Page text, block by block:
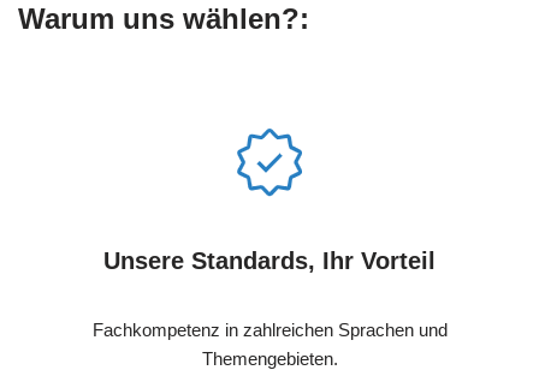
Warum uns wählen?:
Unsere Standards, Ihr Vorteil
Fachkompetenz in zahlreichen Sprachen und
Themengebieten.